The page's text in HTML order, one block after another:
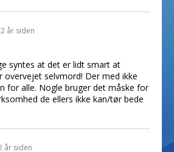
år siden
syntes at det er lidt smart at
selvmord! Der med ikke
for alle. Nogle bruger det måske for
de ellers ikke kan/tør bede
år siden